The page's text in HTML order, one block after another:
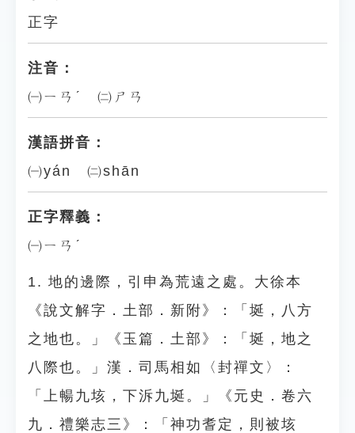
正字
注音：
㈠ㄧㄢˊ ㈡ㄕㄢ
漢語拼音：
㈠yán ㈡shān
正字釋義：
㈠ㄧㄢˊ
1. 地的邊際，引申為荒遠之處。大徐本
《說文解字．土部．新附》：「埏，八方
之地也。」《玉篇．土部》：「埏，地之
八際也。」漢．司馬相如〈封禪文〉：
「上暢九垓，下泝九埏。」《元史．卷六
九．禮樂志三》：「神功耆定，則被垓